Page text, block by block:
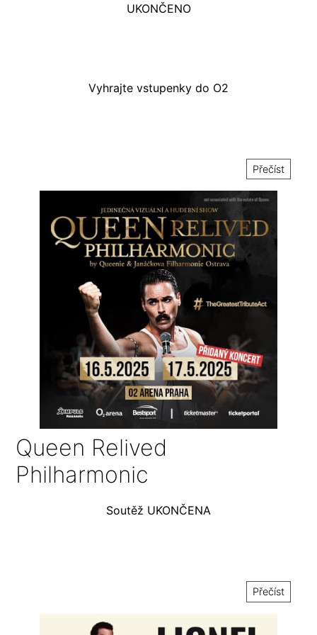
UKONČENO
Vyhrajte vstupenky do O2
Přečíst
Queen Relived
Philharmonic
Soutěž UKONČENA
Přečíst